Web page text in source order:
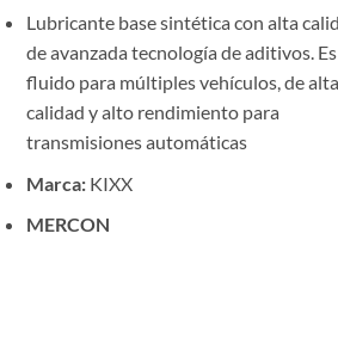
Lubricante base sintética con alta
de avanzada tecnología de aditivos.
fluido para múltiples vehículos, de alta
calidad y alto rendimiento para
transmisiones automáticas
Marca:KIXX
MERCON